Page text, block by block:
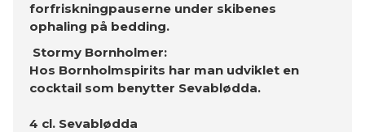
forfriskningpauserne under skibenes
ophaling på bedding.
Stormy Bornholmer:
Hos Bornholmspirits har man udviklet en
cocktail som benytter Sevablødda.
4 cl. Sevablødda